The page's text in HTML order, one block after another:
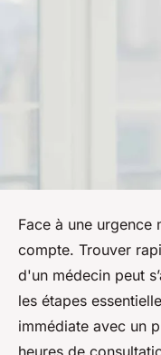
Face à une urgence
compte. Trouver
d'un médecin peut
les étapes
immédiate avec un